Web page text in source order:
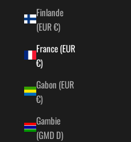
Finlande
(EUR €)
France (EUR
€)
Gabon (EUR
€)
Gambie
(GMD D)